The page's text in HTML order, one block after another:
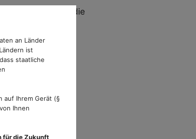
das begünstigt die
entsteht
kühlend
an Länder
ist
staatliche
auf Ihrem Gerät (§
Ihnen
für die Zukunft